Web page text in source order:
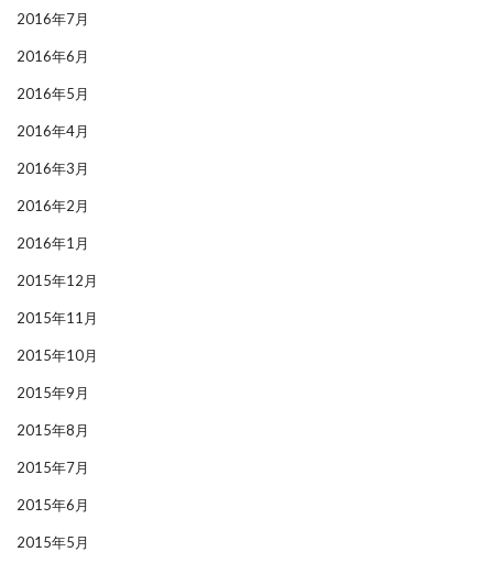
2016年7月
2016年6月
2016年5月
2016年4月
2016年3月
2016年2月
2016年1月
2015年12月
2015年11月
2015年10月
2015年9月
2015年8月
2015年7月
2015年6月
2015年5月